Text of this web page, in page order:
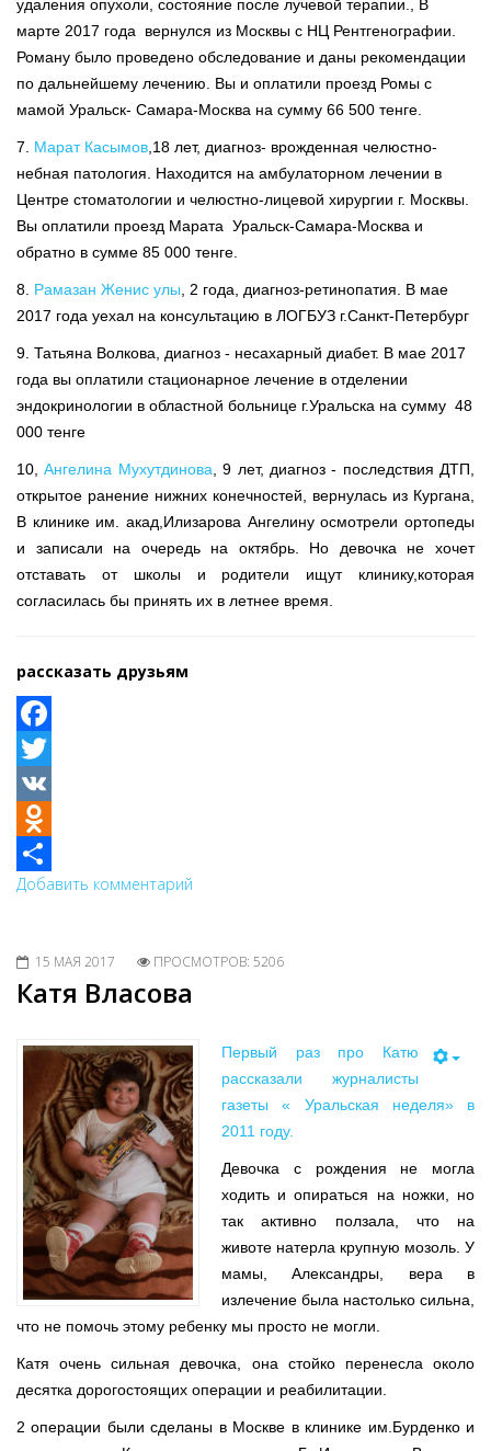
удаления опухоли, состояние после лучевой терапии., В
марте 2017 года вернулся из Москвы с НЦ Рентгенографии.
Роману было проведено обследование и даны рекомендации
по дальнейшему лечению. Вы и оплатили проезд Ромы с
мамой Уральск- Самара-Москва на сумму 66 500 тенге.
7. Марат Касымов ,18 лет, диагноз- врожденная челюстно-
небная патология. Находится на амбулаторном лечении в
Центре стоматологии и челюстно-лицевой хирургии г. Москвы.
Вы оплатили проезд Марата Уральск-Самара-Москва и
обратно в сумме 85 000 тенге.
8. Рамазан Женис улы , 2 года, диагноз-ретинопатия. В мае
2017 года уехал на консультацию в ЛОГБУЗ г.Санкт-Петербург
9. Татьяна Волкова, диагноз - несахарный диабет. В мае 2017
года вы оплатили стационарное лечение в отделении
эндокринологии в областной больнице г.Уральска на сумму 48
000 тенге
10,Ангелина Мухутдинова , 9 лет, диагноз - последствия ДТП,
открытое ранение нижних конечностей, вернулась из Кургана,
В клинике им. акад,Илизарова Ангелину осмотрели ортопеды
и записали на очередь на октябрь. Но девочка не хочет
отставать от школы и родители ищут клинику,которая
согласилась бы принять их в летнее время.
рассказать друзьям
Facebook
Twitter
VK
Odnoklassniki
Share
Добавить комментарий
15 МАЯ 2017 ПРОСМОТРОВ: 5206
Катя Власова
Первый раз про Катю
рассказали журналисты
газеты « Уральская неделя» в
2011 году.
Девочка с рождения не могла
ходить и опираться на ножки, но
так активно ползала, что на
животе натерла крупную мозоль. У
мамы, Александры, вера в
излечение была настолько сильна,
что не помочь этому ребенку мы просто не могли.
Катя очень сильная девочка, она стойко перенесла около
десятка дорогостоящих операции и реабилитации.
2 операции были сделаны в Москве в клинике им.Бурденко и